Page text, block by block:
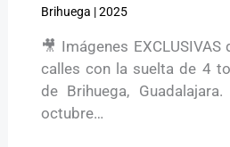
Brihuega |2025
🎥 Imágenes
calles con la suelta de 4
de Brihuega,
octubre…